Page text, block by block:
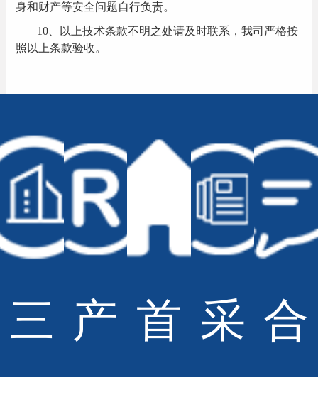
身和财产等安全问题自行负责。
10、以上技术条款不明之处请及时联系，我司严格按
照以上条款验收。
© Copyright Sportsoul Co.,Ltd All Rights Reserved
备案号：鲁ICP备20028210号-2
青岛大有网络公司
三 产 首 采 合